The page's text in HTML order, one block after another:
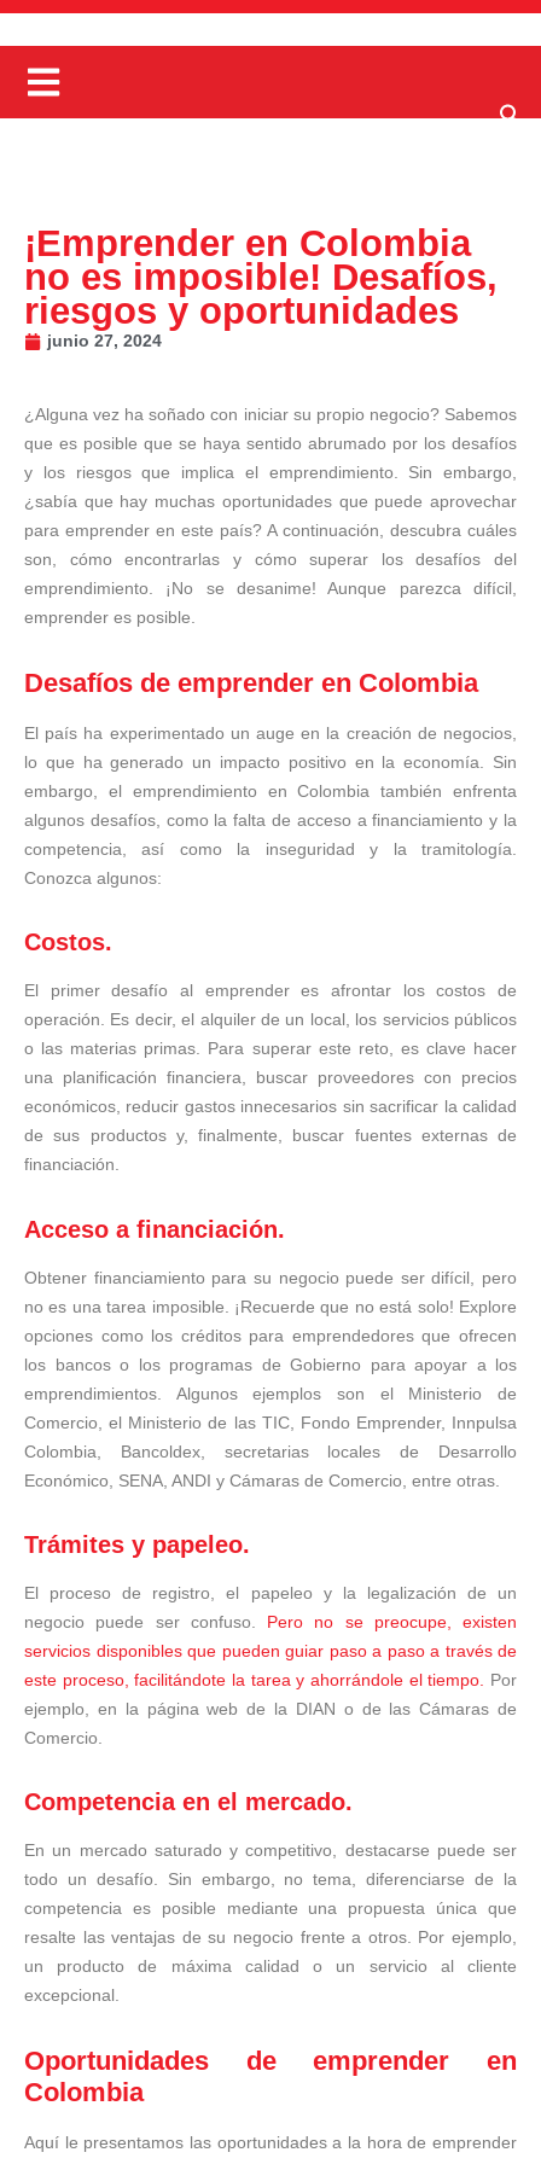
¡Emprender en Colombia
no es imposible! Desafíos,
riesgos y oportunidades
junio 27, 2024
¿Alguna vez ha soñado con iniciar su propio negocio? Sabemos
que es posible que se haya sentido abrumado por los desafíos
y los riesgos que implica el emprendimiento. Sin embargo,
¿sabía que hay muchas oportunidades que puede aprovechar
para emprender en este país? A continuación, descubra cuáles
son, cómo encontrarlas y cómo superar los desafíos del
emprendimiento. ¡No se desanime! Aunque parezca difícil,
emprender es posible.
Desafíos de emprender en Colombia
El país ha experimentado un auge en la creación de negocios,
lo que ha generado un impacto positivo en la economía. Sin
embargo, el emprendimiento en Colombia también enfrenta
algunos desafíos, como la falta de acceso a financiamiento y la
competencia, así como la inseguridad y la tramitología.
Conozca algunos:
Costos.
El primer desafío al emprender es afrontar los costos de
operación. Es decir, el alquiler de un local, los servicios públicos
o las materias primas. Para superar este reto, es clave hacer
una planificación financiera, buscar proveedores con precios
económicos, reducir gastos innecesarios sin sacrificar la calidad
de sus productos y, finalmente, buscar fuentes externas de
financiación.
Acceso a financiación.
Obtener financiamiento para su negocio puede ser difícil, pero
no es una tarea imposible. ¡Recuerde que no está solo! Explore
opciones como los créditos para emprendedores que ofrecen
los bancos o los programas de Gobierno para apoyar a los
emprendimientos. Algunos ejemplos son el Ministerio de
Comercio, el Ministerio de las TIC, Fondo Emprender, Innpulsa
Colombia, Bancoldex, secretarias locales de Desarrollo
Económico, SENA, ANDI y Cámaras de Comercio, entre otras.
Trámites y papeleo.
El proceso de registro, el papeleo y la legalización de un
negocio puede ser confuso. Pero no se preocupe, existen
servicios disponibles que pueden guiar paso a paso a través de
este proceso, facilitándote la tarea y ahorrándole el tiempo.
Por
ejemplo, en la página web de la DIAN o de las Cámaras de
Comercio.
Competencia en el mercado.
En un mercado saturado y competitivo, destacarse puede ser
todo un desafío. Sin embargo, no tema, diferenciarse de la
competencia es posible mediante una propuesta única que
resalte las ventajas de su negocio frente a otros. Por ejemplo,
un producto de máxima calidad o un servicio al cliente
excepcional.
Oportunidades de emprender en
Colombia
Aquí le presentamos las oportunidades a la hora de emprender